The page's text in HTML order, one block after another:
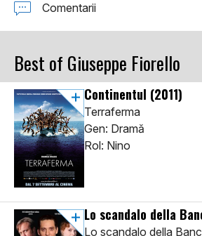
Comentarii
Best of Giuseppe Fiorello
Continentul (2011)
Terraferma
Gen: Dramă
Rol: Nino
Lo scandalo della
Lo scandalo della